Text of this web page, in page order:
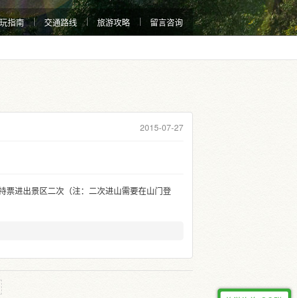
指南 交通路线 旅游攻略 留言咨询
2015-07-27
票进出景区二次（注：二次进山需要在山门登